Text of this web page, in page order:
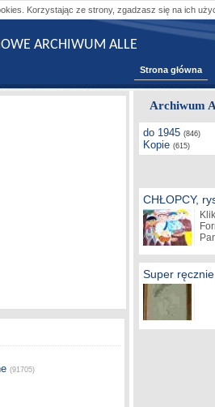
Korzystając ze strony, zgadzasz się na ich
ARCHIWUM ALLE
Strona główna
(91705)
Archiwum
do 1945 (846)
Kopie (615)
CHŁOPCY,
Super